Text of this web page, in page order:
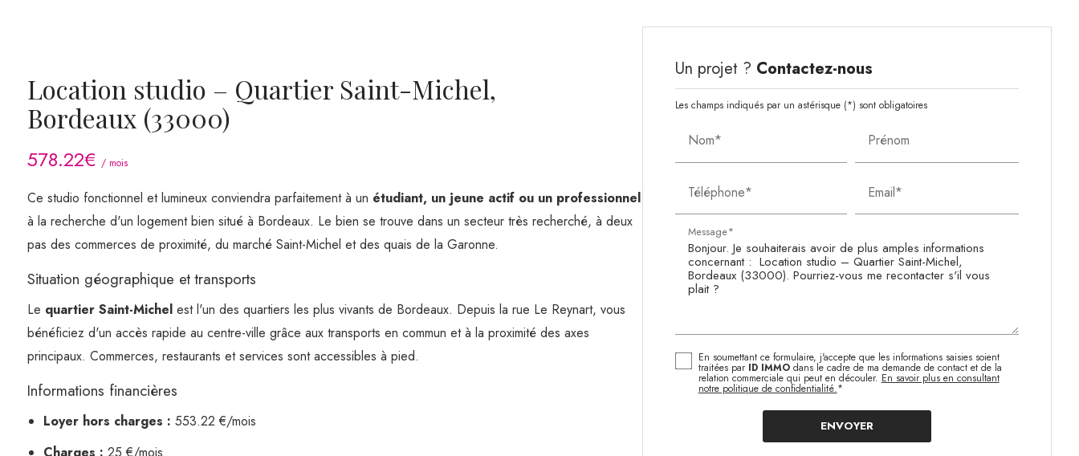
Location studio – Quartier Saint-Michel,
Bordeaux (33000)
578.22€ / mois
Ce studio fonctionnel et lumineux conviendra parfaitement à un étudiant, un jeune actif ou un professionnel
à la recherche d'un logement bien situé à Bordeaux. Le bien se trouve dans un secteur très recherché, à deux
pas des commerces de proximité, du marché Saint-Michel et des quais de la Garonne.
Situation géographique et transports
Le quartier Saint-Michelest l'un des quartiers les plus vivants de Bordeaux. Depuis la rue Le Reynart, vous
bénéficiez d'un accès rapide au centre-ville grâce aux transports en commun et à la proximité des axes
principaux. Commerces, restaurants et services sont accessibles à pied.
Informations financières
Loyer hors charges : 553.22 €/mois
Charges : 25 €/mois
Un projet ? Contactez-nous
Les champs indiqués par un astérisque (*) sont obligatoires
Nom* Prénom
Téléphone* Email*
Message*
En soumettant ce formulaire, j'accepte que les informations saisies soient
traitées par ID IMMOdans le cadre de ma demande de contact et de la
relation commerciale qui peut en découler. En savoir plus en consultant
notre politique de confidentialité.*